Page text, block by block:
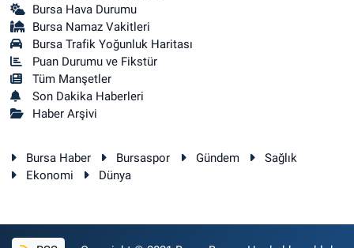
Bursa Hava Durumu
Bursa Namaz Vakitleri
Bursa Trafik Yoğunluk Haritası
Puan Durumu ve Fikstür
Tüm Manşetler
Son Dakika Haberleri
Haber Arşivi
Bursa Haber Bursaspor Gündem
Sağlık
Ekonomi
Dünya